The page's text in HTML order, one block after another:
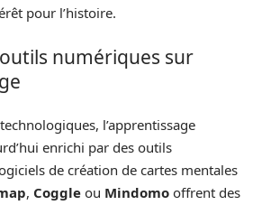
pour l’histoire.
outils numériques sur
l’apprentissage
enrichi par des outils
de création de cartes mentales
, Coggle ou Mindomo offrent des